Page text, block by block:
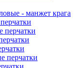
- манжет крага
перчатки
перчатки